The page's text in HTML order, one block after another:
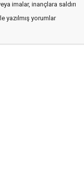
imalar, inançlara saldırı
yazılmış yorumlar